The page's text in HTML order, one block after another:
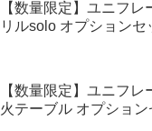
【数量限定】ユニフ
リルsolo オプションセ
【数量限定】ユニフレ
火テーブル オプショ